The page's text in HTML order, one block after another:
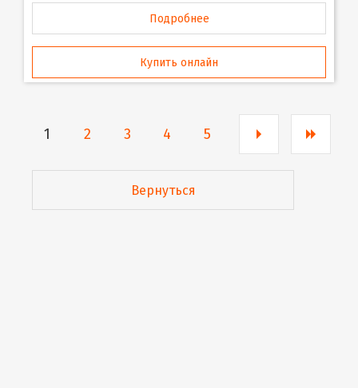
Подробнее
Купить онлайн
1 2 3 4 5
Вернуться